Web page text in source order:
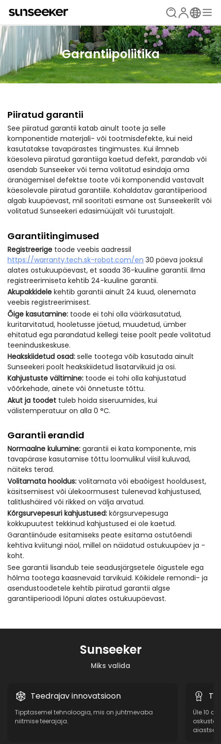
Garantiipoliitika
Piiratud garantii
See piiratud garantii katab ainult toote ja selle
komponentide materjali- või tootmisdefekte, kui neid
kasutatakse tavapärastes tingimustes. Kui ilmneb
käesoleva piiratud garantiiga kaetud defekt, parandab või
asendab Sunseeker või tema volitatud esindaja oma
äranägemisel defektse toote või komponendid vastavalt
käesolevale piiratud garantiile. Kohaldatav garantiiperiood
algab kuupäevast, mil sooritati esmane ost Sunseekerilt või
volitatud Sunseekeri edasimüüjalt või turustajalt.
Garantiitingimused
Registreerige toode veebis aadressil
https://warranty.tech.sk-robot.com/en 30 päeva jooksul
alates ostukuupäevast, et saada 36-kuuline garantii. Ilma
registreerimiseta kehtib 24-kuuline garantii.
Akupakkidele kehtib garantii ainult 24 kuud, olenemata
veebis registreerimisest.
Õige kasutamine: toode ei tohi olla väärkasutatud,
kuritarvitatud, hooletusse jäetud, muudetud, ümber
ehitatud ega parandatud kellegi teise poolt peale volitatud
teeninduskeskuse.
Heakskiidetud osad: selle tootega võib kasutada ainult
Sunseekeri poolt heakskiidetud lisatarvikuid ja osi.
Kahjustuste vältimine: toode ei tohi olla kahjustatud
võõrkehade, ainete või õnnetuste tõttu.
Akut ja toodet tuleb hoida siseruumides, kui
välistemperatuur on alla 0 °C.
Garantii erandid
Normaalne kulumine: garantii ei kata komponente, mis
tavapärase kasutamise tõttu loomulikul viisil kuluvad,
näiteks terad.
Volitamata hooldus: volitamata või ebaõigest hooldusest,
käsitsemisest või ülekoormusest tulenevad kahjustused,
talitlushäired või rikked on välja arvatud.
Kõrgsurvepesuri kahjustused: kõrgsurvepesuga
kokkupuutest tekkinud kahjustused ei ole kaetud.
Garantiinõude esitamiseks peate esitama ostutõendi
kehtiva kviitungi näol, millel on näidatud ostukuupäev ja -
koht.
See garantii lisandub teie seadusjärgsetele õigustele ega
hõlma tootega kaasnevaid tarvikuid. Kõikidele remondi- ja
asendustoodetele kehtib piiratud garantii algse
garantiiperioodi lõpuni alates ostukuupäevast.
Miks valida
Sunseeker
Teedrajav innovatsioon
Tipptasemel tehnoloogia, mis on juhtmevaba
niitmise teerajaja.
Üle 10